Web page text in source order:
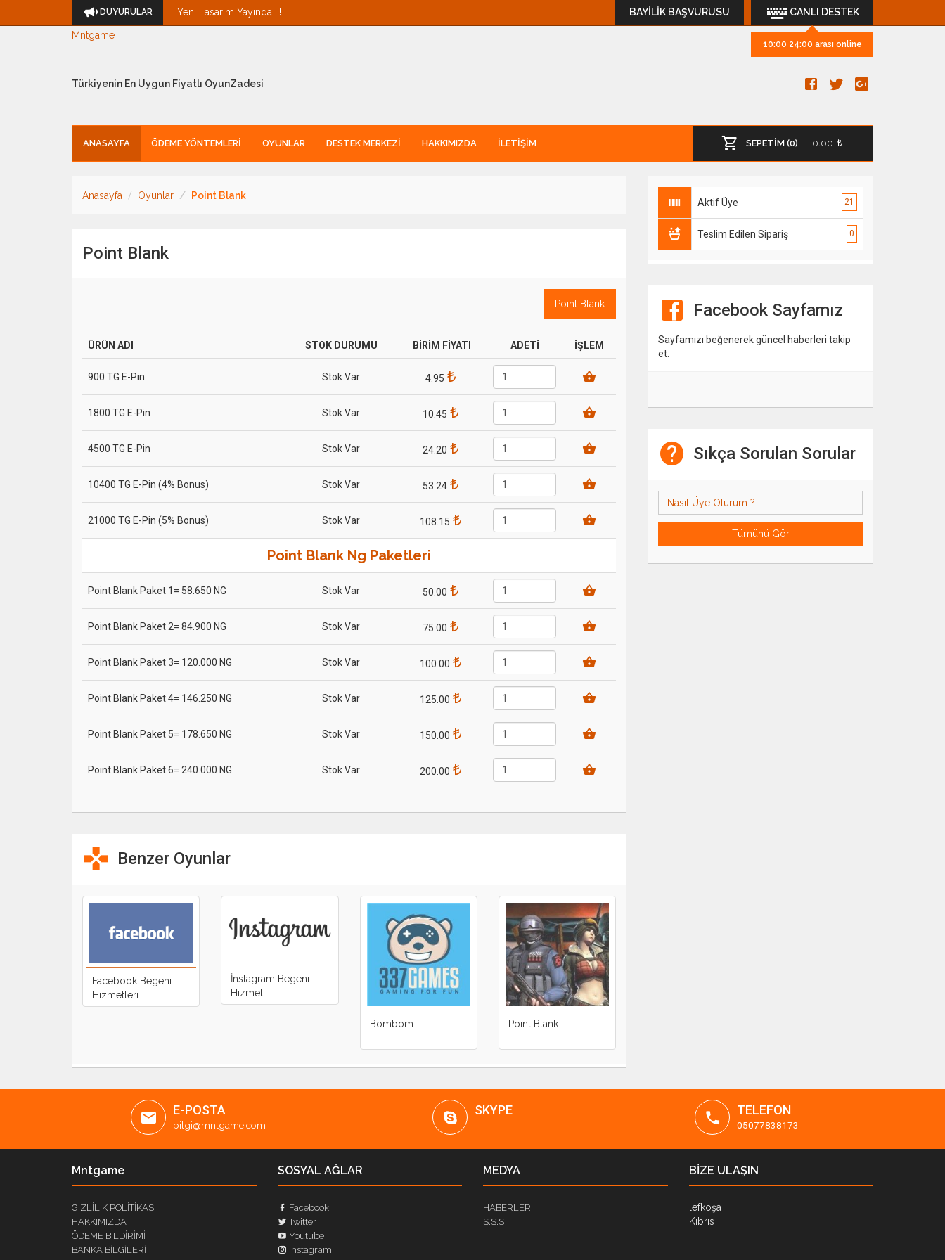
DUYURULAR Yeni Tasarım Yayında !!! CANLI DESTEK
10:00 24:00 arası online
BAYİLİK BAŞVURUSU
Mntgame
Türkiyenin En Uygun Fiyatlı OyunZadesi
ANASAYFA ÖDEME YÖNTEMLERI OYUNLAR DESTEK MERKEZI HAKKIMIZDA İLETIŞIM SEPETİM (0) 0.00
Anasayfa Oyunlar Point Blank
Point Blank
Point Blank
ÜRÜN ADI STOK DURUMU BİRİM FİYATI ADETİ İŞLEM
900 TG E-Pin Stok Var 4.95
1800 TG E-Pin Stok Var 10.45
4500 TG E-Pin Stok Var 24.20
10400 TG E-Pin (4% Bonus) Stok Var 53.24
21000 TG E-Pin (5% Bonus) Stok Var 108.15
Point Blank Ng Paketleri
Point Blank Paket 1= 58.650 NG Stok Var 50.00
Point Blank Paket 2= 84.900 NG Stok Var 75.00
Point Blank Paket 3= 120.000 NG Stok Var 100.00
Point Blank Paket 4= 146.250 NG Stok Var 125.00
Point Blank Paket 5= 178.650 NG Stok Var 150.00
Point Blank Paket 6= 240.000 NG Stok Var 200.00
Benzer Oyunlar
Facebook Begeni
Hizmetleri
İnstagram Begeni
Hizmeti
Bombom Point Blank
Aktif Üye 21
Teslim Edilen Sipariş 0
Facebook Sayfamız
Sayfamızı beğenerek güncel haberleri takip
et.
Sıkça Sorulan Sorular
Nasıl Üye Olurum ?
Tümünü Gör
E-POSTA
bilgi@mntgame.com
SKYPE TELEFON
05077838173
Mntgame
GİZLİLİK POLİTİKASI
HAKKIMIZDA
ÖDEME BİLDİRİMİ
BANKA BİLGİLERİ
SOSYAL AĞLAR
Facebook
Twitter
Youtube
Instagram
MEDYA
HABERLER
S.S.S
BİZE ULAŞIN
lefkoşa
Kıbrıs